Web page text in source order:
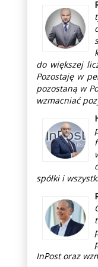
do większej
Pozostaję w
pozostaną w
wzmacniać
spółki i
InPost oraz